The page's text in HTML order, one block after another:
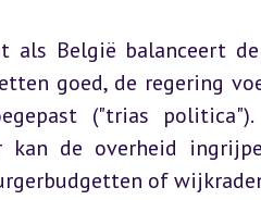
als België balanceert
goed, de regering
("trias
kan de overheid
of